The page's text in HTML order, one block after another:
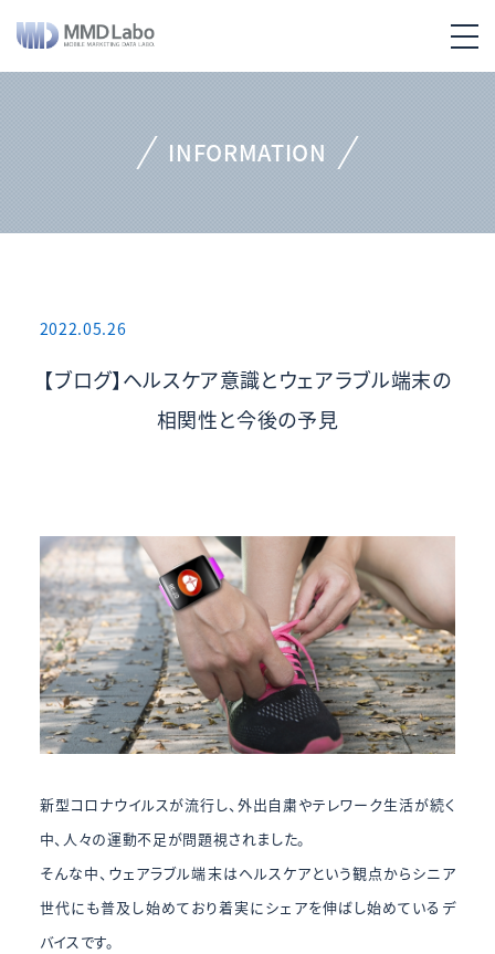
INFORMATION
2022.05.26
【ブログ】ヘルスケア意識とウェアラブル端末の
相関性と今後の予見
新型コロナウイルスが流行し、外出自粛やテレワーク生活が続く
中、人々の運動不足が問題視されました。
そんな中、ウェアラブル端末はヘルスケアという観点からシニア
世代にも普及し始めており着実にシェアを伸ばし始めているデ
バイスです。